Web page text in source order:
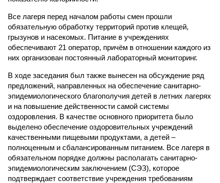
Все лагеря перед началом работы смен прошли
обязательную обработку территорий против клещей,
грызунов и насекомых. Питание в учреждениях
обеспечивают 21 оператор, причём в отношении каждого из
них организован постоянный лабораторный мониторинг.
В ходе заседания был также вынесен на обсуждение ряд
предложений, направленных на обеспечение санитарно-
эпидемиологического благополучия детей в летних лагерях
и на повышение действенности самой системы
оздоровления. В качестве основного приоритета было
выделено обеспечение оздоровительных учреждений
качественными пищевыми продуктами, а детей –
полноценным и сбалансированным питанием. Все лагеря в
обязательном порядке должны располагать санитарно-
эпидемиологическим заключением (СЭЗ), которое
подтверждает соответствие учреждения требованиям